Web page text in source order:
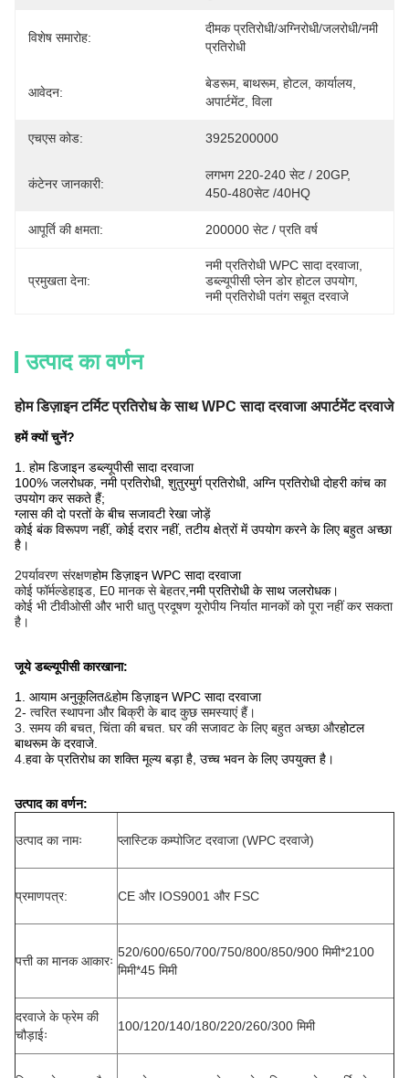
विशेष समारोह:
दीमक प्रतिरोधी/अग्निरोधी/जलरोधी/नमी
प्रतिरोधी
आवेदन:
बेडरूम, बाथरूम, होटल, कार्यालय,
अपार्टमेंट, विला
एचएस कोड: 3925200000
कंटेनर जानकारी:
लगभग 220-240 सेट / 20GP,
450-480सेट /40HQ
आपूर्ति की क्षमता: 200000 सेट / प्रति वर्ष
प्रमुखता देना:
नमी प्रतिरोधी WPC सादा दरवाजा,
डब्ल्यूपीसी प्लेन डोर होटल उपयोग,
नमी प्रतिरोधी पतंग सबूत दरवाजे
उत्पाद का वर्णन
होम डिज़ाइन टर्मिट प्रतिरोध के साथ WPC सादा दरवाजा अपार्टमेंट दरवाजे
हमें क्यों चुनें?
1. होम डिजाइन डब्ल्यूपीसी सादा दरवाजा
100% जलरोधक, नमी प्रतिरोधी, शुतुरमुर्ग प्रतिरोधी, अग्नि प्रतिरोधी दोहरी कांच का
उपयोग कर सकते हैं;
ग्लास की दो परतों के बीच सजावटी रेखा जोड़ें
कोई बंक विरूपण नहीं, कोई दरार नहीं, तटीय क्षेत्रों में उपयोग करने के लिए बहुत अच्छा
है।
2पर्यावरण संरक्षणहोम डिज़ाइन WPC सादा दरवाजा
कोई फॉर्मल्डेहाइड, E0 मानक से बेहतर,नमी प्रतिरोधी के साथ जलरोधक।
कोई भी टीवीओसी और भारी धातु प्रदूषण यूरोपीय निर्यात मानकों को पूरा नहीं कर सकता
है।
जूये डब्ल्यूपीसी कारखाना:
1. आयाम अनुकूलित&होम डिज़ाइन WPC सादा दरवाजा
2- त्वरित स्थापना और बिक्री के बाद कुछ समस्याएं हैं।
3. समय की बचत, चिंता की बचत. घर की सजावट के लिए बहुत अच्छा औरहोटल
बाथरूम के दरवाजे
4. हवा के प्रतिरोध का शक्ति मूल्य बड़ा है, उच्च भवन के लिए उपयुक्त है।
उत्पाद का वर्णन:
उत्पाद का नामः प्लास्टिक कम्पोजिट दरवाजा (WPC दरवाजे)
प्रमाणपत्र: CE और IOS9001 और FSC
पत्ती का मानक आकारः
520/600/650/700/750/800/850/900 मिमी*2100
मिमी*45 मिमी
दरवाजे के फ्रेम की
चौड़ाईः
100/120/140/180/220/260/300 मिमी